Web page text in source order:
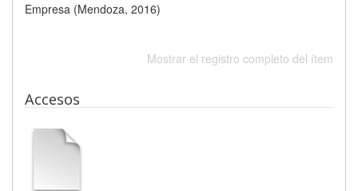
Empresa (Mendoza, 2016)
Mostrar el registro completo del ítem
Accesos